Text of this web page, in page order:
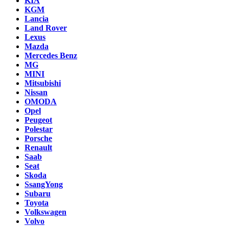
KGM
Lancia
Land Rover
Lexus
Mazda
Mercedes Benz
MG
MINI
Mitsubishi
Nissan
OMODA
Opel
Peugeot
Polestar
Porsche
Renault
Saab
Seat
Skoda
SsangYong
Subaru
Toyota
Volkswagen
Volvo